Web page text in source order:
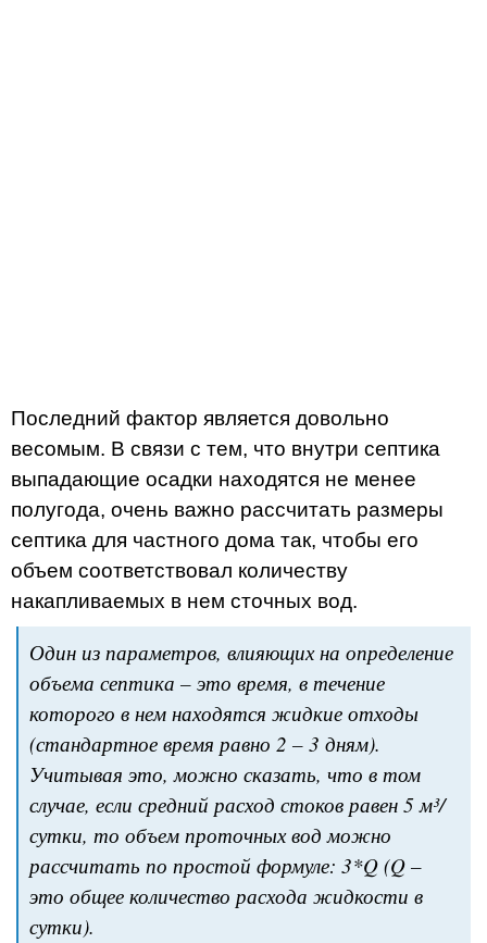
Последний фактор является довольно
весомым. В связи с тем, что внутри септика
выпадающие осадки находятся не менее
полугода, очень важно рассчитать размеры
септика для частного дома так, чтобы его
объем соответствовал количеству
накапливаемых в нем сточных вод.
Один из параметров, влияющих на определение
объема септика – это время, в течение
которого в нем находятся жидкие отходы
(стандартное время равно 2 – 3 дням).
Учитывая это, можно сказать, что в том
случае, если средний расход стоков равен 5 м³/
сутки, то объем проточных вод можно
рассчитать по простой формуле: 3*Q (Q –
это общее количество расхода жидкости в
сутки).